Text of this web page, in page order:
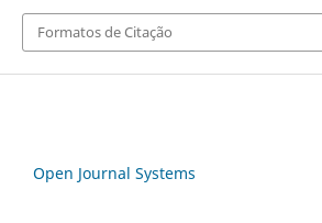
Formatos de Citação
Open Journal Systems